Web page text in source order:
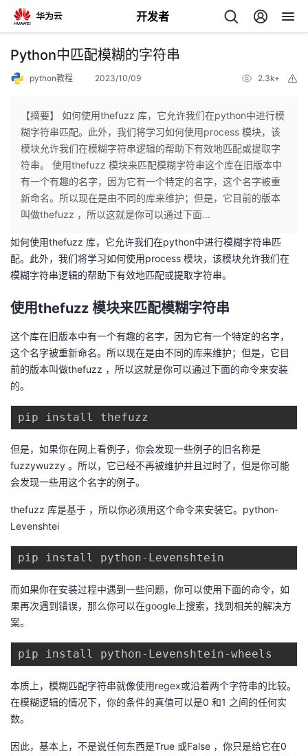
开发者
返
个
人
页
我
开
发
者
我
博
客
的
论
我
的
子
我
直
播
的
活
动
我
的
关
我
的
发
者
我
的
Programs
我
的
支
Python中匹配模糊的字符串
python教程 2023/10/09 2.3k+
【摘要】 如何使用thefuzz 库，它允许我们在python中进行模
糊字符串匹配。此外，我们将学习如何使用process 模块，该
模块允许我们在模糊字符串逻辑的帮助下有效地匹配或提取字
符串。 使用thefuzz 模块来匹配模糊字符串这个库在旧版本中
有一个有趣的名字，因为它有一个特定的名字，这个名字被重
新命名。所以现在是由不同的库来维护；但是，它目前的版本
叫做thefuzz ，所以这就是你可以通过下面...
如何使用thefuzz 库，它允许我们在python中进行模糊字符串匹
配。此外，我们将学习如何使用process 模块，该模块允许我们在
模糊字符串逻辑的帮助下有效地匹配或提取字符串。
使用thefuzz 模块来匹配模糊字符串
这个库在旧版本中有一个有趣的名字，因为它有一个特定的名字，
这个名字被重新命名。所以现在是由不同的库来维护；但是，它目
前的版本叫做thefuzz ，所以这就是你可以通过下面的命令来安装
的。
但是，如果你在网上看例子，你会发现一些例子的旧名称是
fuzzywuzzy 。所以，它已经不再被维护并且过时了，但是你可能
会发现一些用这个名字的例子。
thefuzz 库是基于 ，所以你必须用这个命令来安装它。python-
Levenshtei
pip install python-
而如果你在安装过程中遇到一些问题，你可以使用下面的命令，如
果再次遇到错误，那么你可以在google上搜索，找到相关的解决方
案。
pip install python- Levenshtein-
本质上，模糊匹配字符串就像使用regex或沿着两个字符串的比较。
在模糊逻辑的情况下，你的条件的真值可以是0 和1 之间的任何实
数。
因此，基本上，不是说任何东西是True 或False ，你只是给它在0